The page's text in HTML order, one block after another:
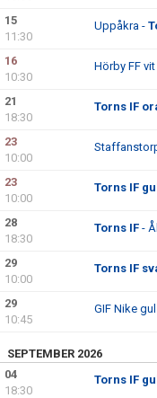
15
11:30
Uppåkra -
16
10:30
Hörby FF vit
21
18:30
Torns IF
23
10:00
23
10:00
Torns IF
28
18:30
Torns IF -
29
10:00
Torns IF
29
10:45
GIF Nike
SEPTEMBER 2026
04
18:30
Torns IF